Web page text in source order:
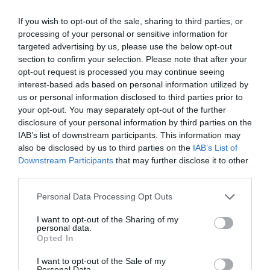
If you wish to opt-out of the sale, sharing to third parties, or
processing of your personal or sensitive information for
targeted advertising by us, please use the below opt-out
section to confirm your selection. Please note that after your
opt-out request is processed you may continue seeing
interest-based ads based on personal information utilized by
us or personal information disclosed to third parties prior to
your opt-out. You may separately opt-out of the further
disclosure of your personal information by third parties on the
IAB’s list of downstream participants. This information may
also be disclosed by us to third parties on the IAB’s List of
Downstream Participants that may further disclose it to other
Personal Data Processing Opt Outs
I want to opt-out of the Sharing of my
personal data.
Opted In
I want to opt-out of the Sale of my
persistente sin diagnosticar y sin tratar, recordando el
compromiso del sector con la mejora de la calidad de
vida de los ciudadanos.
Por otra parte, Jaume Pey, director general de anefp,
incidió durante su participación en la necesidad de
disponer de un plan terapéutico único, como una
herramienta clave para conseguir una mejor calidad
asistencial. «Para ello es necesario que los
medicamentos y productos de autocuidado estén
incluidos en las bases de datos de prescripción
electrónica de los profesionales sanitarios, ya que sin
Medicamentos de autocuidado